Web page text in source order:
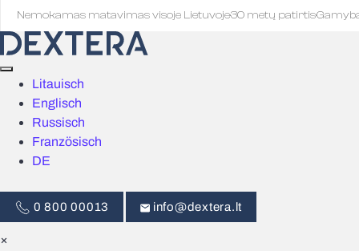
Nemokamas matavimas visoje Lietuvoje·30 metų patirtis·
Litauisch
Englisch
Russisch
Französisch
DE
0 800 00013 info@dextera.lt
×